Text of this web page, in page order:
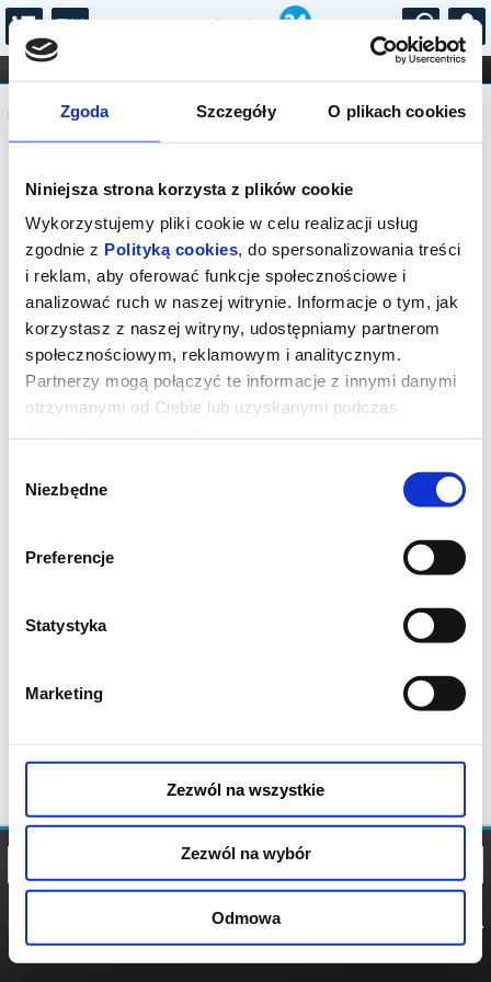
Zgoda Szczegóły O plikach cookies
Niniejsza strona korzysta z plików cookie
Wykorzystujemy pliki cookie w celu realizacji usług
zgodnie z Polityką cookies, do spersonalizowania treści
i reklam, aby oferować funkcje społecznościowe i
analizować ruch w naszej witrynie. Informacje o tym, jak
korzystasz z naszej witryny, udostępniamy partnerom
społecznościowym, reklamowym i analitycznym.
Partnerzy mogą połączyć te informacje z innymi danymi
otrzymanymi od Ciebie lub uzyskanymi podczas
zgody
Niezbędne
Preferencje
Statystyka
Marketing
Zezwól na wszystkie
Zezwól na wybór
Odmowa
...
FILHARMONIA OPERA I BALET
STAND-UP
DLA DZIECI
Komunikat
Sprzedaż biletów on-line na wydarzenie
została zakończona.
POLITYKA
POLITYKA